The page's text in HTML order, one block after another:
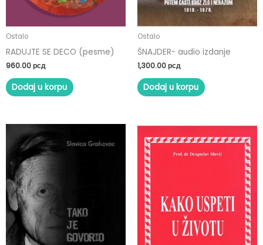
Ostalo
RADUJTE SE DECO (pesme)
960.00рсд
Dodaj u korpu
Ostalo
ŠNAJDER- audio izdanje
1,300.00рсд
Dodaj u korpu